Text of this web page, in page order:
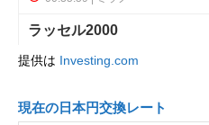
提供は Investing.com
現在の日本円交換レート